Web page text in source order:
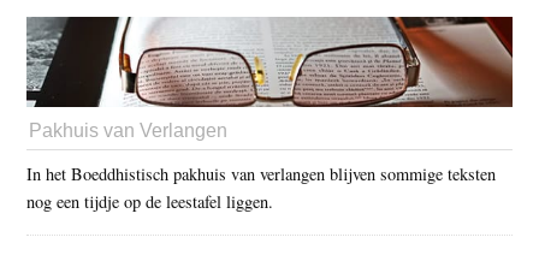
Pakhuis van Verlangen
In het Boeddhistisch pakhuis van verlangen blijven sommige teksten
nog een tijdje op de leestafel liggen.